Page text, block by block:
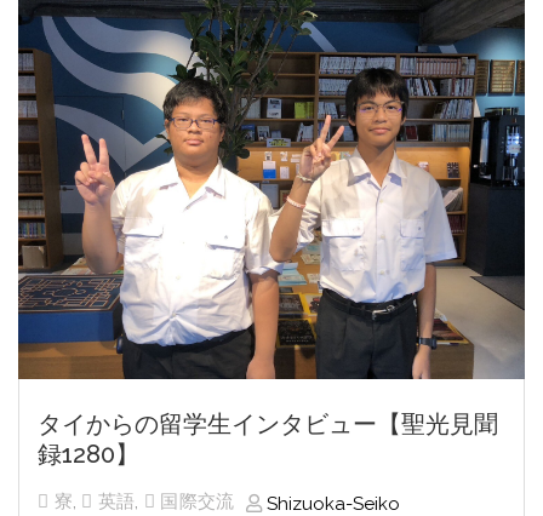
タイからの留学生インタビュー【聖光見聞
録1280】
寮 英語 国際交流 Shizuoka-Seiko